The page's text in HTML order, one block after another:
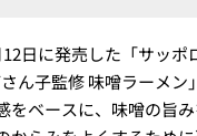
日に発売した「サッポ
ん子監修 味噌ラーメン
をベースに、味噌の旨